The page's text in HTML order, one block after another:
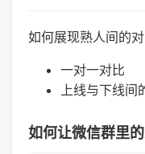
如何展现熟人间的对
一对一对比
上线与下线间
如何让微信群里